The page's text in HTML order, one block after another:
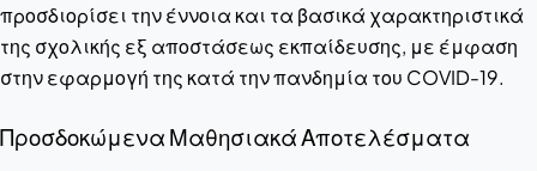
προσδιορίσει την έννοια και τα βασικά χαρακτηριστικά
της σχολικής εξ αποστάσεως εκπαίδευσης, με έμφαση
στην εφαρμογή της κατά την πανδημία του COVID-19.
Προσδοκώμενα Μαθησιακά Αποτελέσματα